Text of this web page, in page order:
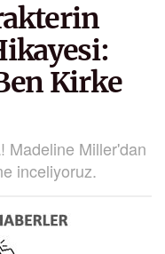
Kirke
Madeline Miller'dan
inceliyoruz.